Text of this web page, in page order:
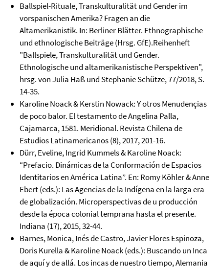
Ballspiel-Rituale, Transkulturalität und Gender im
vorspanischen Amerika? Fragen an die
Altamerikanistik. In: Berliner Blätter. Ethnographische
und ethnologische Beiträge (Hrsg. GfE).Reihenheft
"Ballspiele, Transkulturalität und Gender.
Ethnologische und altamerikanistische Perspektiven",
hrsg. von Julia Haß und Stephanie Schütze, 77/2018, S.
14-35.
Karoline Noack & Kerstin Nowack: Y otros Menudençias
de poco balor. El testamento de Angelina Palla,
Cajamarca, 1581. Meridional. Revista Chilena de
Estudios Latinamericanos (8), 2017, 201-16.
Dürr, Eveline, Ingrid Kummels & Karoline Noack:
“Prefacio. Dinámicas de la Conformación de Espacios
Identitarios en América Latina”. En: Romy Köhler & Anne
Ebert (eds.): Las Agencias de la Indígena en la larga era
de globalización. Microperspectivas de u producción
desde la época colonial temprana hasta el presente.
Indiana (17), 2015, 32-44.
Barnes, Monica, Inés de Castro, Javier Flores Espinoza,
Doris Kurella & Karoline Noack (eds.): Buscando un Inca
de aquí y de allá. Los incas de nuestro tiempo, Alemania